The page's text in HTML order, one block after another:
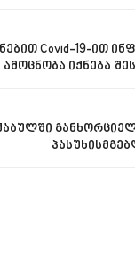
Covid-19-ით
ამოცნობა იქნება